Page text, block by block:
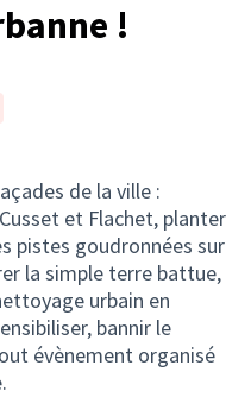
!
de la ville :
et Flachet, planter
pistes goudronnées sur
la simple terre battue,
urbain en
bannir le
évènement organisé